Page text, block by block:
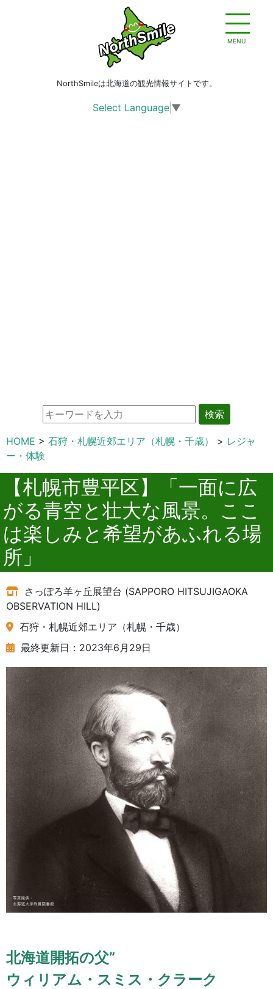
MENU
NorthSmileは北海道の観光情報サイトです。
Select Language ▼
検索
HOME 石狩・札幌近郊エリア（札幌・千歳）
レジャ
ー・体験
【札幌市豊平区】「一面に広
がる青空と壮大な風景。ここ
は楽しみと希望があふれる場
所」
さっぽろ羊ヶ丘展望台 (SAPPORO HITSUJIGAOKA
OBSERVATION HILL)
石狩・札幌近郊エリア（札幌・千歳）
最終更新日：2023年6月29日
北海道開拓の父”
ウィリアム・スミス・クラーク